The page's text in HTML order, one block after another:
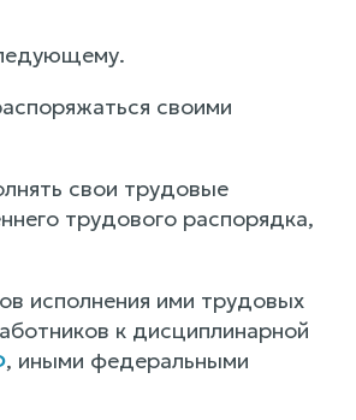
своими
свои трудовые
трудового распорядка,
исполнения ими трудовых
к дисциплинарной
, иными федеральными